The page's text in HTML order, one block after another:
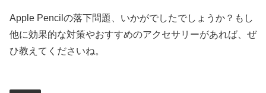
Apple Pencilの落下問題、いかがでしたでしょうか？もし
他に効果的な対策やおすすめのアクセサリーがあれば、ぜ
ひ教えてくださいね。